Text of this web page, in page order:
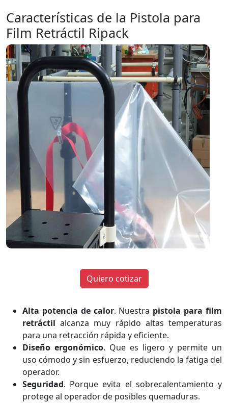
Características de la Pistola para
Film Retráctil Ripack
Quiero cotizar
Alta potencia de calor. Nuestra pistola para film
retráctil alcanza muy rápido altas temperaturas
para una retracción rápida y eficiente.
Diseño ergonómico. Que es ligero y permite un
uso cómodo y sin esfuerzo, reduciendo la fatiga del
operador.
Seguridad. Porque evita el sobrecalentamiento y
protege al operador de posibles quemaduras.